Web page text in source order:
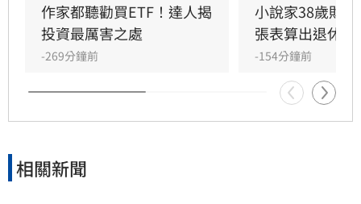
心不在於預測行情，而是相信市場並與之共同成
長。為推廣此理念，三立財經iNEWS將於8月15
日舉辦「不再選股必勝術」投資論壇，邀請周冠
男解析行為財務學與資產配置策略，協助投資人
在市場震盪中穩健獲利。活動名額有限，歡迎投
資人報名參加，掌握長期致富心法。
作家都聽勸買ETF！達人揭
投資最厲害之處
-269分鐘前
小說家38歲財
張表算出退休金
-154分鐘前
相關新聞